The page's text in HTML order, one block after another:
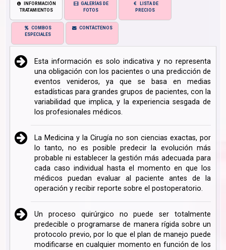
INFORMACIÓN
TRATAMIENTOS
GALERÍAS DE
FOTOS
LISTA DE
PRECIOS
COMBOS
ESPECIALES
CONTÁCTENOS
Esta información es solo indicativa y no representa
una obligación con los pacientes o una predicción de
eventos venideros, ya que se basa en medias
estadísticas para grandes grupos de pacientes, con la
variabilidad que implica, y la experiencia sesgada de
los profesionales médicos.
La Medicina y la Cirugía no son ciencias exactas, por
lo tanto, no es posible predecir la evolución más
probable ni establecer la gestión más adecuada para
cada caso individual hasta el momento en que los
médicos puedan evaluar al paciente antes de la
operación y recibir reporte sobre el postoperatorio.
Un proceso quirúrgico no puede ser totalmente
predecible o programarse de manera rígida sobre un
protocolo previo, por lo que el plan de manejo puede
modificarse en cualquier momento en función de los